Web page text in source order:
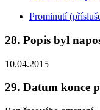
Prominutí
28. Popis byl
10.04.2015
29. Datum konce